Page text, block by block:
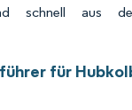
schnell aus
für